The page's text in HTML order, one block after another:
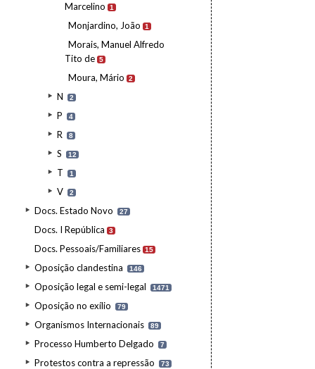
Marcelino
1
Monjardino, João 1
Morais, Manuel Alfredo
Tito de 5
Moura, Mário 2
N 2
P 4
R 8
S 12
T 1
V 2
Docs. Estado Novo 27
Docs. I República 3
Docs. Pessoais/Familiares 15
Oposição clandestina 146
Oposição legal e semi-legal 1471
Oposição no exílio 79
Organismos Internacionais 89
Processo Humberto Delgado 7
Protestos contra a repressão 73